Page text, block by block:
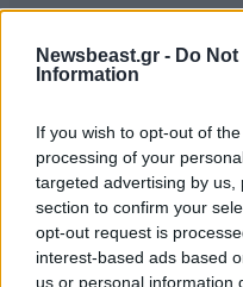
Newsbeast.gr - Do
Information
If you wish to opt-out of
processing of your
targeted advertising by
section to confirm your
opt-out request is
interest-based ads based
us or personal information